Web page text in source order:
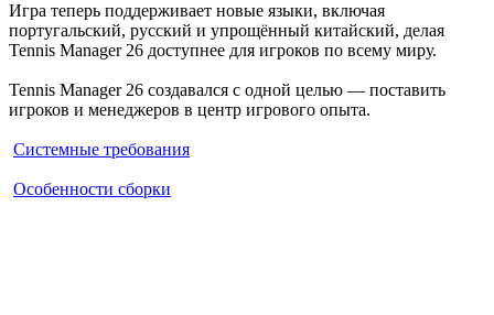
Игра теперь поддерживает новые языки, включая
португальский, русский и упрощённый китайский, делая
Tennis Manager 26 доступнее для игроков по всему миру.
Tennis Manager 26 создавался с одной целью — поставить
игроков и менеджеров в центр игрового опыта.
Системные требования
Особенности сборки